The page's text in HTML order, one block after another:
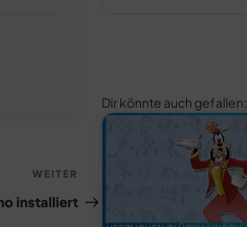
Beitrag
WEITER
installiert
Dir könnte auch gefallen: